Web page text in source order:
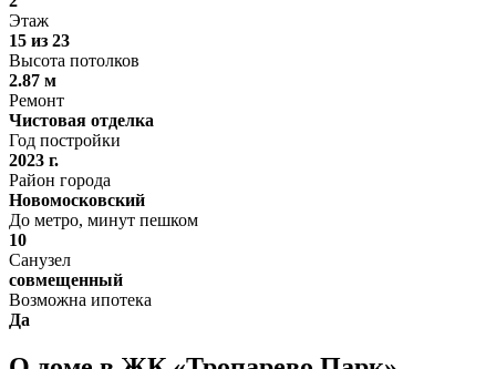
Этаж
15 из 23
Высота потолков
2.87 м
Ремонт
Чистовая отделка
Год постройки
2023 г.
Район города
Новомосковский
До метро, минут пешком
10
Санузел
совмещенный
Возможна ипотека
Да